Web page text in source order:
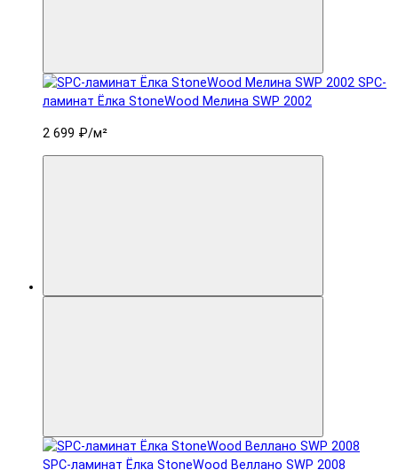
SPC-
ламинат Ëлка StoneWood Мелина SWP 2002
2 699 ₽/м²
SPC-ламинат Ëлка StoneWood Веллано SWP 2008